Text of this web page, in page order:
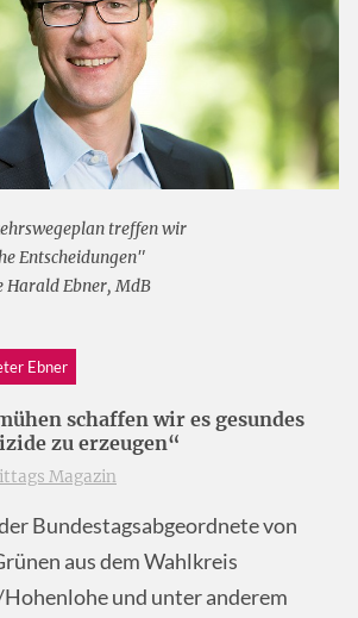
treffen wir
Entscheidungen"
Harald Ebner, MdB
Ebner
schaffen wir es gesundes
zu erzeugen“
Magazin
Bundestagsabgeordnete von
aus dem Wahlkreis
und unter anderem